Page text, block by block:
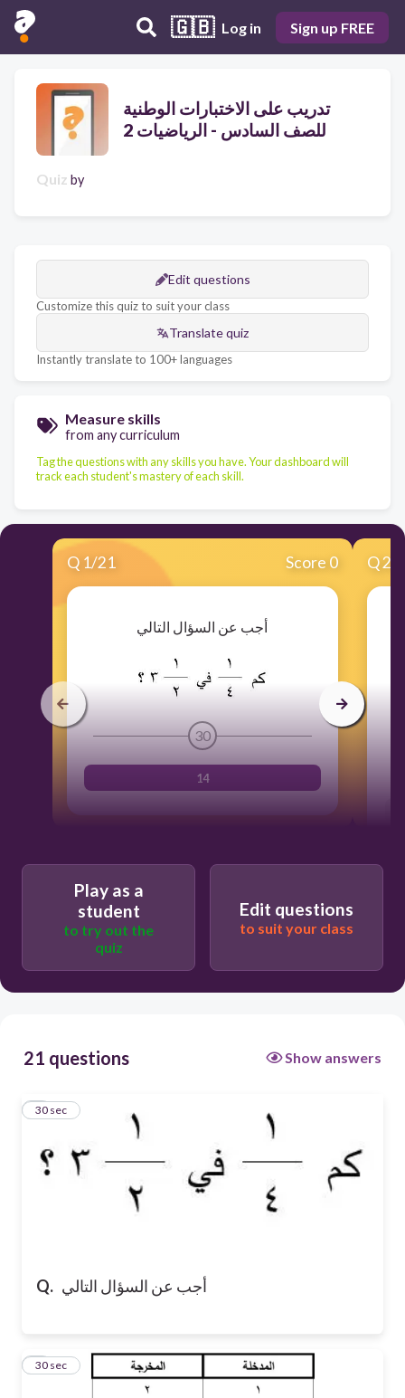
🇬🇧 Log in Sign up FREE
تدريب على الاختبارات الوطنية
للصف السادس - الرياضيات 2
Quiz by
Edit questions
Customize this quiz to suit your class
Translate quiz
Instantly translate to 100+ languages
Measure skills
from any curriculum
Tag the questions with any skills you have. Your dashboard will
track each student's mastery of each skill.
Q 1/21 Score 0
أجب عن السؤال التالي
30
14
Q2
Play as a
student
to try out the
quiz
Edit questions
to suit your class
21 questions Show answers
Q. أجب عن السؤال التالي
1
30 sec
2
30 sec